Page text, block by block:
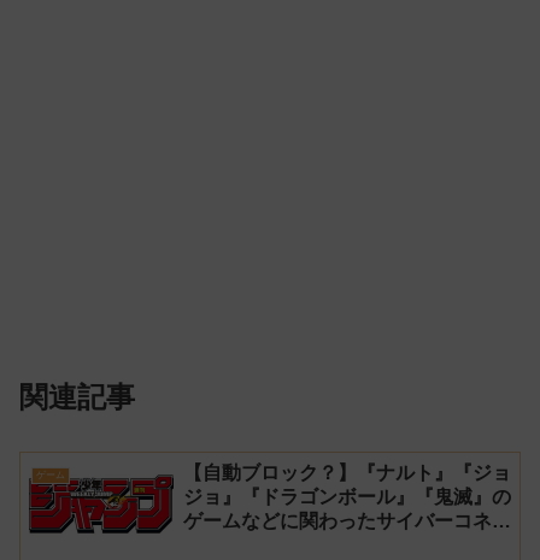
関連記事
ゲーム
【自動ブロック？】『ナルト』『ジョ
ジョ』『ドラゴンボール』『鬼滅』の
ゲームなどに関わったサイバーコネク